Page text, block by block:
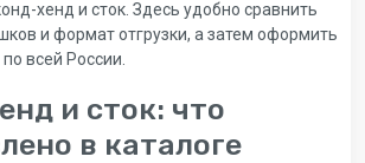
хенд и сток. Здесь удобно сравнить
и формат отгрузки, а затем оформить
всей России.
и сток: что
в каталоге